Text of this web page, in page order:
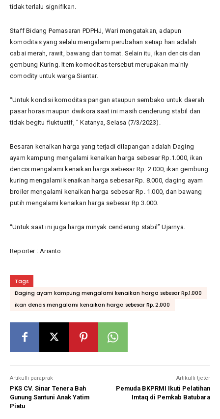
tidak terlalu signifikan.
Staff Bidang Pemasaran PDPHJ, Wari mengatakan, adapun
komoditas yang selalu mengalami perubahan setiap hari adalah
cabai merah, rawit, bawang dan tomat. Selain itu, ikan dencis dan
gembung Kuring. Item komoditas tersebut merupakan mainly
comodity untuk warga Siantar.
“Untuk kondisi komoditas pangan ataupun sembako untuk daerah
pasar horas maupun dwikora saat ini masih cenderung stabil dan
tidak begitu fluktuatif, ” Katanya, Selasa (7/3/2023).
Besaran kenaikan harga yang terjadi dilapangan adalah Daging
ayam kampung mengalami kenaikan harga sebesar Rp.1.000, ikan
dencis mengalami kenaikan harga sebesar Rp. 2.000, ikan gembung
kuring mengalami kenaikan harga sebesar Rp. 8.000, daging ayam
broiler mengalami kenaikan harga sebesar Rp. 1.000, dan bawang
putih mengalami kenaikan harga sebesar Rp 3.000.
“Untuk saat ini juga harga minyak cenderung stabil” Ujarnya.
Reporter : Arianto
Tags
Daging ayam kampung mengalami kenaikan harga sebesar Rp.1.000
ikan dencis mengalami kenaikan harga sebesar Rp. 2.000
Artikulli paraprak
PKS CV. Sinar Tenera Bah
Gunung Santuni Anak Yatim
Piatu
Artikulli tjetër
Pemuda BKPRMI Ikuti Pelatihan
Imtaq di Pemkab Batubara